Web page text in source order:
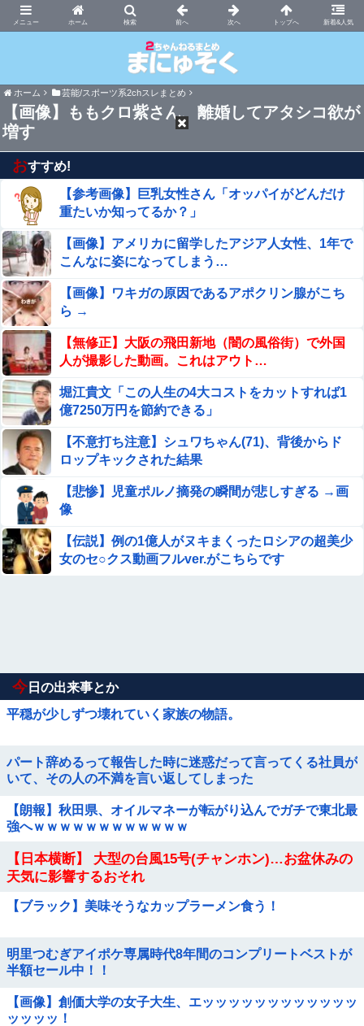
ホーム 新着&人気
まにゅそく 2chまとめニュース速報VIP
ホーム 芸能/スポーツ系2chスレまとめ
【画像】ももクロ紫さん、離婚してアタシコ欲が
増す
おすすめ!
【参考画像】巨乳女性さん「オッパイがどんだけ
重たいか知ってるか？」
【画像】アメリカに留学したアジア人女性、1年で
こんなに姿になってしまう…
【画像】ワキガの原因であるアポクリン腺がこち
ら →
【無修正】大阪の飛田新地（闇の風俗街）で外国
人が撮影した動画。これはアウト…
堀江貴文「この人生の4大コストをカットすれば1
億7250万円を節約できる」
【不意打ち注意】シュワちゃん(71)、背後からド
ロップキックされた結果
【悲惨】児童ポルノ摘発の瞬間が悲しすぎる →画
像
【伝説】例の1億人がヌキまくったロシアの超美少
女のセ○クス動画フルver.がこちらです
今 日の出来事とか
平穏が少しずつ壊れていく家族の物語。
パート辞めるって報告した時に迷惑だって言ってくる社員が
いて、その人の不満を言い返してしまった
【朗報】秋田県、オイルマネーが転がり込んでガチで東北最
強へｗｗｗｗｗｗｗｗｗｗｗｗ
【日本横断】 大型の台風15号(チャンホン)…お盆休みの
天気に影響するおそれ
【ブラック】美味そうなカップラーメン食う！
明里つむぎアイポケ専属時代8年間のコンプリートベストが
半額セール中！！
【画像】創価大学の女子大生、エッッッッッッッッッッッッ
ッッッッ！